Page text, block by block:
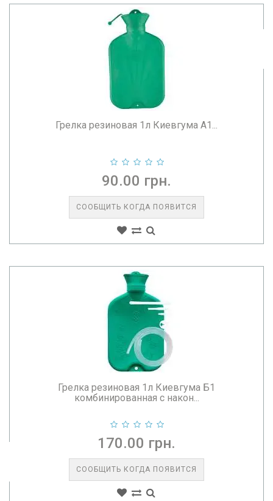
Грелка резиновая 1л Киевгума А1...
90.00 грн.
СООБЩИТЬ КОГДА ПОЯВИТСЯ
Грелка резиновая 1л Киевгума Б1
комбинированная с након...
170.00 грн.
СООБЩИТЬ КОГДА ПОЯВИТСЯ